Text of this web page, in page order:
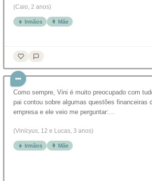
(Caio, 2 anos)
👧 Irmãos 👩 Mãe
Como sempre, Vini é muito preocupado com
pai contou sobre algumas questões financeiras
empresa e ele veio me perguntar:…
(Vinícyus, 12 e Lucas, 3 anos)
👧 Irmãos 👩 Mãe